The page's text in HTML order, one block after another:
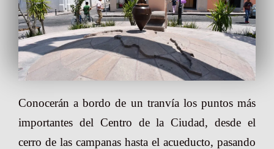
Conocerán a bordo de un tranvía los puntos más
importantes del Centro de la Ciudad, desde el
cerro de las campanas hasta el acueducto, pasando